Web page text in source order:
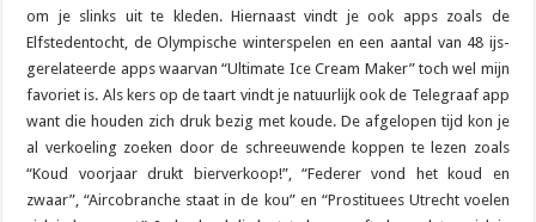
om je slinks uit te kleden. Hiernaast vindt je ook apps zoals de
Elfstedentocht, de Olympische winterspelen en een aantal van 48 ijs-
gerelateerde apps waarvan “Ultimate Ice Cream Maker” toch wel mijn
favoriet is. Als kers op de taart vindt je natuurlijk ook de Telegraaf app
want die houden zich druk bezig met koude. De afgelopen tijd kon je
al verkoeling zoeken door de schreeuwende koppen te lezen zoals
“Koud voorjaar drukt bierverkoop!”, “Federer vond het koud en
zwaar”, “Aircobranche staat in de kou” en “Prostituees Utrecht voelen